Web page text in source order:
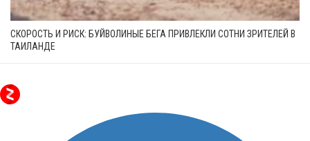
СКОРОСТЬ И РИСК: БУЙВОЛИНЫЕ БЕГА ПРИВЛЕКЛИ СОТНИ ЗРИТЕЛЕЙ В
ТАИЛАНДЕ